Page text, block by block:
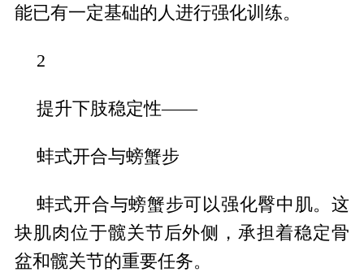
能已有一定基础的人进行强化训练。
2
提升下肢稳定性——
蚌式开合与螃蟹步
蚌式开合与螃蟹步可以强化臀中肌。这
块肌肉位于髋关节后外侧，承担着稳定骨
盆和髋关节的重要任务。